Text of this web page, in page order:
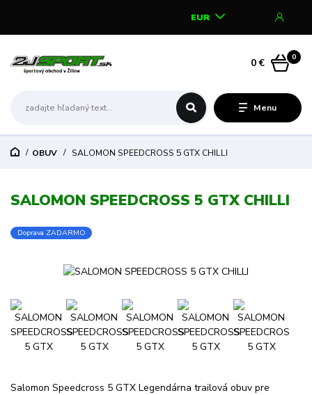
Menu
EUR
0
0 €
OBUV SALOMON SPEEDCROSS 5 GTX CHILLI
SALOMON SPEEDCROSS 5 GTX CHILLI
Doprava ZADARMO
Salomon Speedcross 5 GTX Legendárna trailová obuv pre